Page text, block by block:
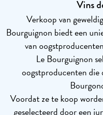
Vins
Verkoop van
Bourguignon biedt een
van
Le Bourguignon
oogstproducenten
Voordat ze te koop
geselecteerd door een